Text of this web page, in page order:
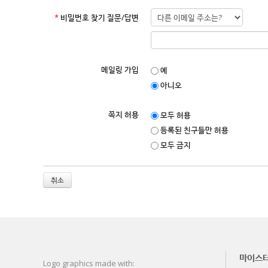
* 비밀번호 찾기 질문/답변
메일링 가입
예
아니오
쪽지 허용
모두 허용
등록된 친구들만 허용
모두 금지
취소
Logo graphics made with: 마이스